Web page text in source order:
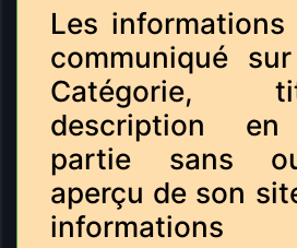
Les
communiqué
Catégorie,
description en
partie sans
aperçu de son